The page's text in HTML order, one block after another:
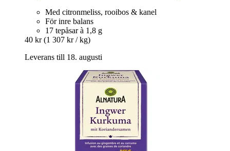
Med citronmeliss, rooibos & kanel
För inre balans
17 tepåsar à 1,8 g
40 kr (1 307 kr / kg)
Leverans till 18. augusti